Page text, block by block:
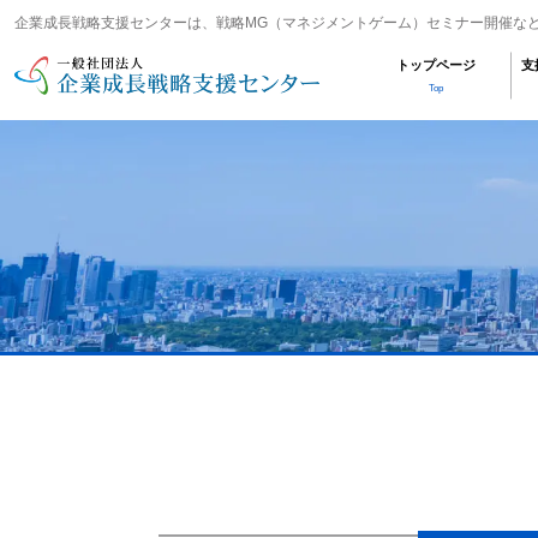
企業成長戦略支援センターは、戦略MG（マネジメントゲーム）セミナー開催な
トップページ
Top
支